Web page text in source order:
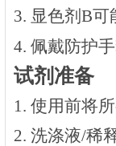
3. 显色剂B
4. 佩戴防护
试剂准备
1. 使用前将
2. 洗涤液/稀